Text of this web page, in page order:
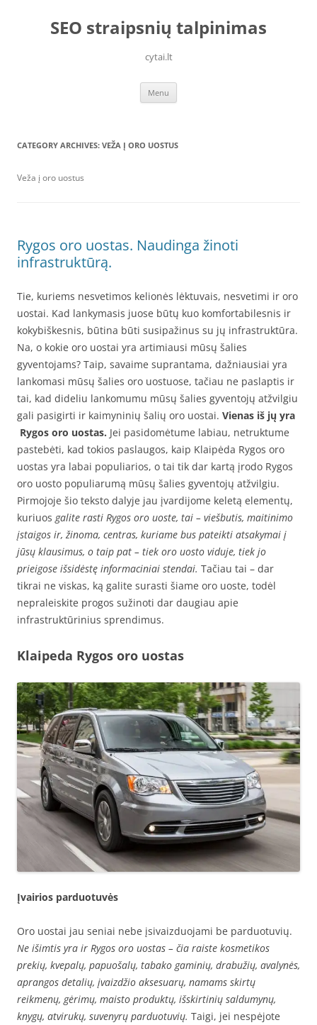
contentSEO straipsnių talpinimas
cytai.lt
Menu
CATEGORY ARCHIVES: VEŽA Į ORO UOSTUS
Veža į oro uostus
Rygos oro uostas. Naudinga žinoti
infrastruktūrą.
Tie, kuriems nesvetimos kelionės lėktuvais, nesvetimi ir oro
uostai. Kad lankymasis juose būtų kuo komfortabilesnis ir
kokybiškesnis, būtina būti susipažinus su jų infrastruktūra.
Na, o kokie oro uostai yra artimiausi mūsų šalies
gyventojams? Taip, savaime suprantama, dažniausiai yra
lankomasi mūsų šalies oro uostuose, tačiau ne paslaptis ir
tai, kad dideliu lankomumu mūsų šalies gyventojų atžvilgiu
gali pasigirti ir kaimyninių šalių oro uostai. Vienas iš jų yra
Rygos oro uostas. Jei pasidomėtume labiau, netruktume
pastebėti, kad tokios paslaugos, kaip Klaipėda Rygos oro
uostas yra labai populiarios, o tai tik dar kartą įrodo Rygos
oro uosto populiarumą mūsų šalies gyventojų atžvilgiu.
Pirmojoje šio teksto dalyje jau įvardijome keletą elementų,
kuriuos galite rasti Rygos oro uoste, tai – viešbutis, maitinimo
įstaigos ir, žinoma, centras, kuriame bus pateikti atsakymai į
jūsų klausimus, o taip pat – tiek oro uosto viduje, tiek jo
prieigose išsidėstę informaciniai stendai. Tačiau tai – dar
tikrai ne viskas, ką galite surasti šiame oro uoste, todėl
nepraleiskite progos sužinoti dar daugiau apie
infrastruktūrinius sprendimus.
Klaipeda Rygos oro uostas
Įvairios parduotuvės
Oro uostai jau seniai nebe įsivaizduojami be parduotuvių.
Ne išimtis yra ir Rygos oro uostas – čia raiste kosmetikos
prekių, kvepalų, papuošalų, tabako gaminių, drabužių, avalynės,
aprangos detalių, įvaizdžio aksesuarų, namams skirtų
reikmenų, gėrimų, maisto produktų, išskirtinių saldumynų,
knygų, atvirukų, suvenyrų parduotuvių. Taigi, jei nespėjote